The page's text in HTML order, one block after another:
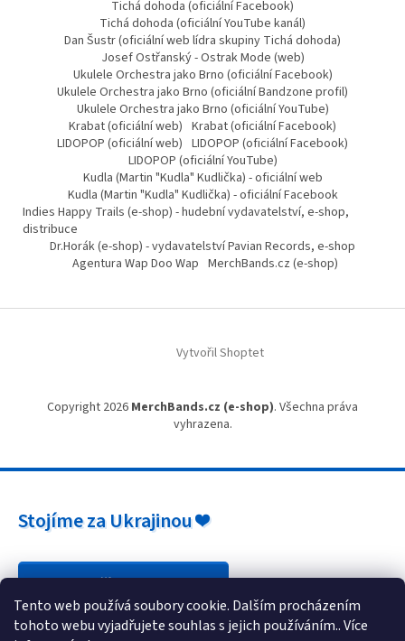
Tento web používá soubory cookie. Dalším procházením
tohoto webu vyjadřujete souhlas s jejich používáním.. Více
Tichá dohoda (oficiální Facebook)
Tichá dohoda (oficiální YouTube kanál)
Dan Šustr (oficiální web lídra skupiny Tichá dohoda)
Josef Ostřanský - Ostrak Mode (web)
Ukulele Orchestra jako Brno (oficiální Facebook)
Ukulele Orchestra jako Brno (oficiální Bandzone profil)
Ukulele Orchestra jako Brno (oficiální YouTube)
Krabat (oficiální web) Krabat (oficiální Facebook)
LIDOPOP (oficiální web) LIDOPOP (oficiální Facebook)
LIDOPOP (oficiální YouTube)
Kudla (Martin "Kudla" Kudlička) - oficiální web
Kudla (Martin "Kudla" Kudlička) - oficiální Facebook
Indies Happy Trails (e-shop) - hudební vydavatelství, e-shop,
distribuce
Dr.Horák (e-shop) - vydavatelství Pavian Records, e-shop
Agentura Wap Doo Wap MerchBands.cz (e-shop)
Vytvořil Shoptet
Copyright 2026 MerchBands.cz (e-shop). Všechna práva
vyhrazena.
Stojíme za Ukrajinou ❤️
Jak a čím pomoci »